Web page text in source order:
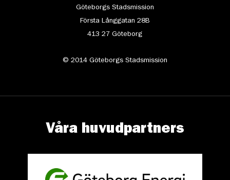
Göteborgs Stadsmission
Första Långgatan 28B
413 27 Göteborg
© 2014 Göteborgs Stadsmission
Våra huvudpartners